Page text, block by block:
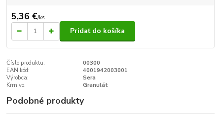
5,36 €/ks
Pridať do košíka
Číslo produktu:
00300
EAN kód:
4001942003001
Výrobca:
Sera
Krmivo:
Granulát
Podobné produkty